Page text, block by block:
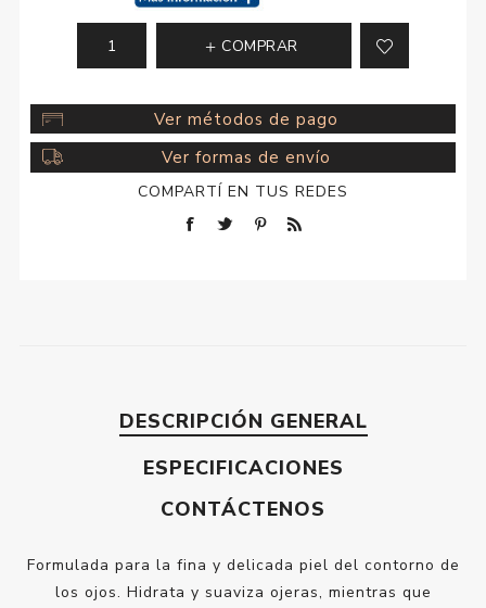
COMPRAR
Ver métodos de pago
Ver formas de envío
COMPARTÍ EN TUS REDES
DESCRIPCIÓN GENERAL
ESPECIFICACIONES
CONTÁCTENOS
Formulada para la fina y delicada piel del contorno de
los ojos. Hidrata y suaviza ojeras, mientras que